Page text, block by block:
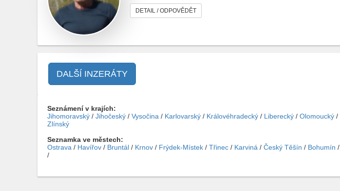
DETAIL / ODPOVĚDĚT
DALŠÍ INZERÁTY
Seznámení v krajích:
Jihomoravský / Jihočeský / Vysočina / Karlovarský / Královéhradecký / Liberecký / Olomoucký /
Zlínský
Seznamka ve městech:
Ostrava / Havířov / Bruntál / Krnov / Frýdek-Místek / Třinec / Karviná / Český Těšín / Bohumín /
/